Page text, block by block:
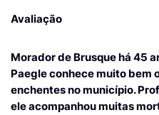
Avaliação
Morador de Brusque há 45
Paegle conhece muito bem
enchentes no município.
ele acompanhou muitas